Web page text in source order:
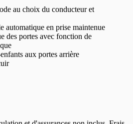
au choix du conducteur et
automatique en prise maintenue
des portes avec fonction de
aux portes arrière